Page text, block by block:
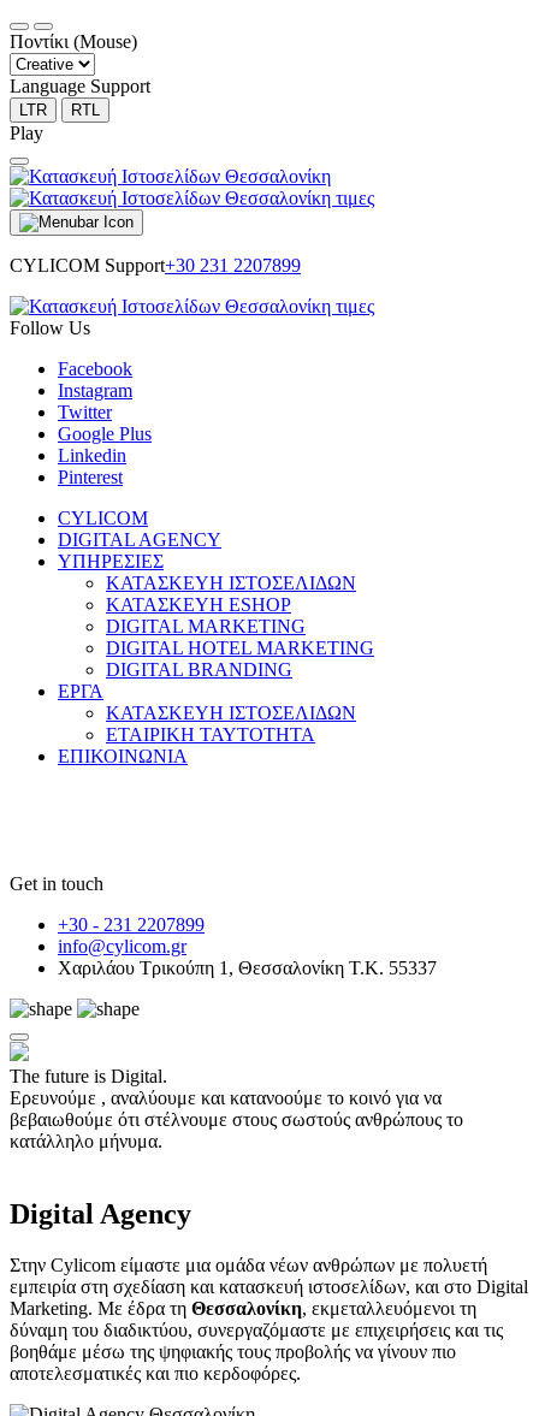
Ποντίκι (Mouse)
Language Support
LTR RTL
Play
CYLICOM Support+30 231 2207899
Follow Us
Facebook
Instagram
Twitter
Google Plus
Linkedin
Pinterest
CYLICOM
DIGITAL AGENCY
ΥΠΗΡΕΣΙΕΣ
ΚΑΤΑΣΚΕΥΗ ΙΣΤΟΣΕΛΙΔΩΝ
ΚΑΤΑΣΚΕΥΗ ESHOP
DIGITAL MARKETING
DIGITAL HOTEL MARKETING
DIGITAL BRANDING
ΕΡΓΑ
ΚΑΤΑΣΚΕΥΗ ΙΣΤΟΣΕΛΙΔΩΝ
ΕΤΑΙΡΙΚΗ ΤΑΥΤΟΤΗΤΑ
ΕΠΙΚΟΙΝΩΝΙΑ
Get in touch
+30 - 231 2207899
info@cylicom.gr
Χαριλάου Τρικούπη 1, Θεσσαλονίκη Τ.Κ. 55337
The future is Digital.
Ερευνούμε , αναλύουμε και κατανοούμε το κοινό για να
βεβαιωθούμε ότι στέλνουμε στους σωστούς ανθρώπους το
κατάλληλο μήνυμα.
Digital Agency
Στην Cylicom είμαστε μια ομάδα νέων ανθρώπων με πολυετή
εμπειρία στη σχεδίαση και κατασκευή ιστοσελίδων, και στο Digital
Marketing. Με έδρα τη Θεσσαλονίκη, εκμεταλλευόμενοι τη
δύναμη του διαδικτύου, συνεργαζόμαστε με επιχειρήσεις και τις
βοηθάμε μέσω της ψηφιακής τους προβολής να γίνουν πιο
αποτελεσματικές και πιο κερδοφόρες.